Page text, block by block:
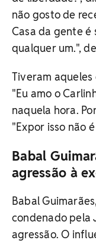
não gosto de
Casa da gente
qualquer um.",
Tiveram
"Eu amo o
naquela hora.
"Expor isso não
Babal
agressão à
Babal
condenado pela
agressão. O